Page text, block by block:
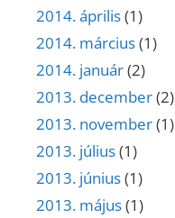
2014. április(1)
2014. március(1)
2014. január(2)
2013. december(2)
2013. november(1)
2013. július(1)
2013. június(1)
2013. május(1)